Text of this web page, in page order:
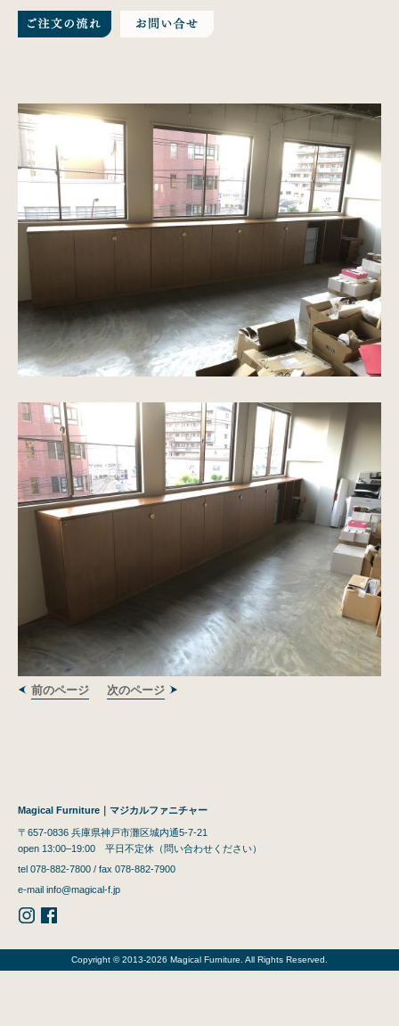
前のページ 次のページ
Magical Furniture｜マジカルファニチャー
〒657-0836 兵庫県神戸市灘区城内通5-7-21
open 13:00–19:00 平日不定休（問い合わせください）
tel 078-882-7800 / fax 078-882-7900
e-mail info@magical-f.jp
Copyright © 2013-2026 Magical Furniture. All Rights Reserved.